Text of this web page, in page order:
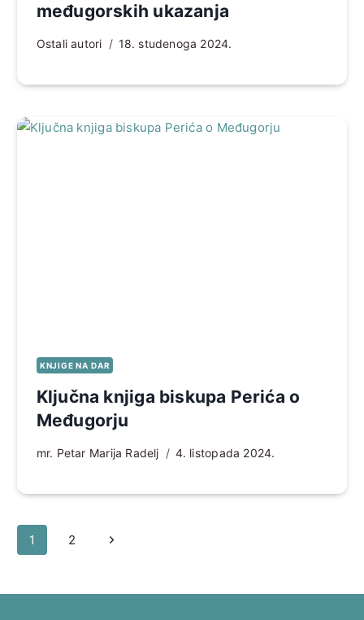
međugorskih ukazanja
Ostali autori 18. studenoga 2024.
KNJIGE NA DAR
Ključna knjiga biskupa Perića o
Međugorju
mr. Petar Marija Radelj 4. listopada 2024.
Page
navigation
1 2
Sljedeća